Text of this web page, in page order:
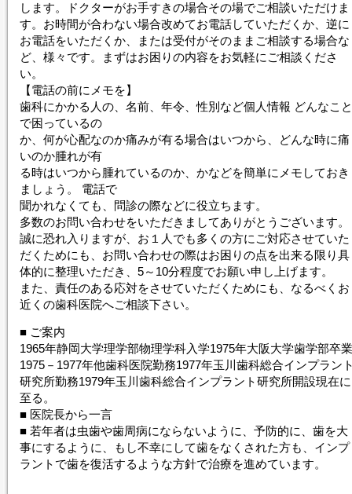
します。ドクターがお手すきの場合その場でご相談いただけま
す。お時間が合わない場合改めてお電話していただくか、逆に
お電話をいただくか、または受付がそのままご相談する場合な
ど、様々です。まずはお困りの内容をお気軽にご相談くださ
い。
【電話の前にメモを】
歯科にかかる人の、名前、年令、性別など個人情報 どんなこと
で困っているの
か、何が心配なのか痛みが有る場合はいつから、どんな時に痛
いのか腫れが有
る時はいつから腫れているのか、かなどを簡単にメモしておき
ましょう。 電話で
聞かれなくても、問診の際などに役立ちます。
多数のお問い合わせをいただきましてありがとうございます。
誠に恐れ入りますが、お１人でも多くの方にご対応させていた
だくためにも、お問い合わせの際はお困りの点を出来る限り具
体的に整理いただき、5～10分程度でお願い申し上げます。
また、責任のある応対をさせていただくためにも、なるべくお
近くの歯科医院へご相談下さい。
■ ご案内
1965年静岡大学理学部物理学科入学1975年大阪大学歯学部卒業
1975－1977年他歯科医院勤務1977年玉川歯科総合インプラン
研究所勤務1979年玉川歯科総合インプラント研究所開設現在に
至る。
■ 医院長から一言
■ 若年者は虫歯や歯周病にならないように、予防的に、歯を大
事にするように、もし不幸にして歯をなくされた方も、インプ
ラントで歯を復活するような方針で治療を進めています。